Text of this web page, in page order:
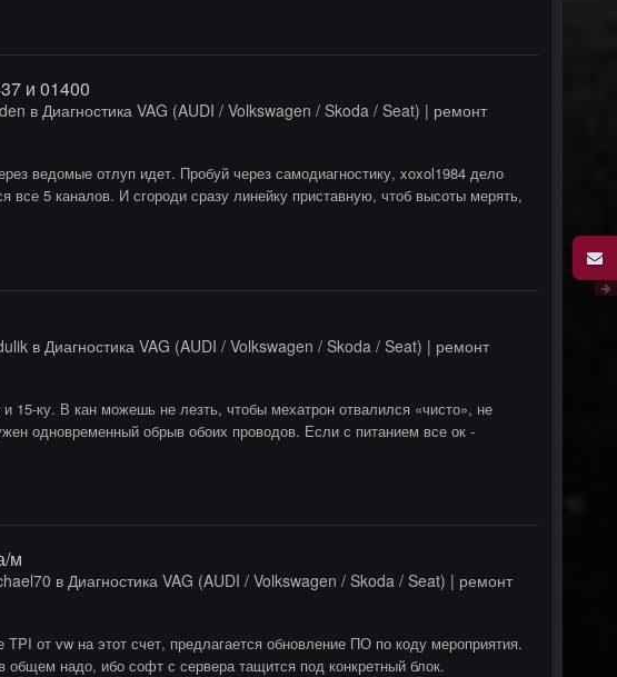
и 01400
в Диагностика VAG (AUDI / Volkswagen / Skoda / Seat) | ремонт
ведомые отлуп идет. Пробуй через самодиагностику, xoxol1984 дело
все 5 каналов. И сгороди сразу линейку приставную, чтоб высоты мерять,
в Диагностика VAG (AUDI / Volkswagen / Skoda / Seat) | ремонт
15-ку. В кан можешь не лезть, чтобы мехатрон отвалился «чисто», не
одновременный обрыв обоих проводов. Если с питанием все ок -
м
в Диагностика VAG (AUDI / Volkswagen / Skoda / Seat) | ремонт
от vw на этот счет, предлагается обновление ПО по коду мероприятия.
надо, ибо софт с сервера тащится под конкретный блок.